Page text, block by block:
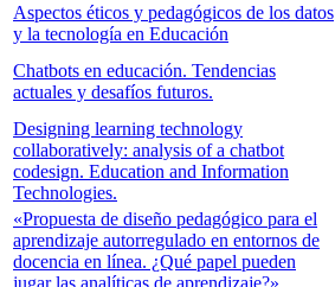
Aspectos éticos y pedagógicos de los datos
y la tecnología en Educación
Chatbots en educación. Tendencias
actuales y desafíos futuros.
Designing learning technology
collaboratively: analysis of a chatbot
codesign. Education and Information
Technologies.
«Propuesta de diseño pedagógico para el
aprendizaje autorregulado en entornos de
docencia en línea. ¿Qué papel pueden
jugar las analíticas de aprendizaje?»